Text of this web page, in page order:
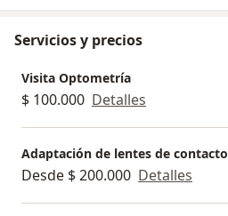
Servicios y precios
Visita Optometría
$ 100.000 Detalles
Adaptación de lentes de contacto
Desde $ 200.000 Detalles